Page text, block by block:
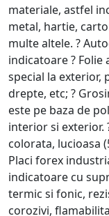
materiale, astfel
metal, hartie,
multe altele. ?
indicatoare ? Folie
special la
drepte, etc; ?
este pe baza de
interior si exterior.
colorata, lucioasa
Placi forex
indicatoare cu
termic si fonic,
corozivi,